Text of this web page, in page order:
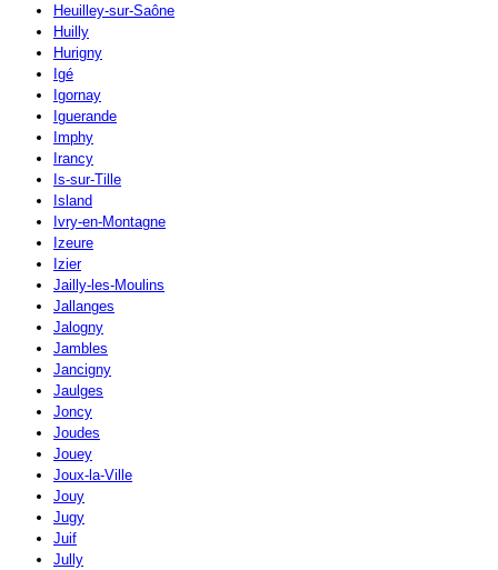
Heuilley-sur-Saône
Huilly
Hurigny
Igé
Igornay
Iguerande
Imphy
Irancy
Is-sur-Tille
Island
Ivry-en-Montagne
Izeure
Izier
Jailly-les-Moulins
Jallanges
Jalogny
Jambles
Jancigny
Jaulges
Joncy
Joudes
Jouey
Joux-la-Ville
Jouy
Jugy
Juif
Jully